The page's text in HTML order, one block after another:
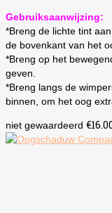
Gebruiksaanwijzing:
*Breng de lichte tint
de bovenkant van het
*Breng op het
geven.
*Breng langs de
binnen, om het oog
niet gewaardeerd €